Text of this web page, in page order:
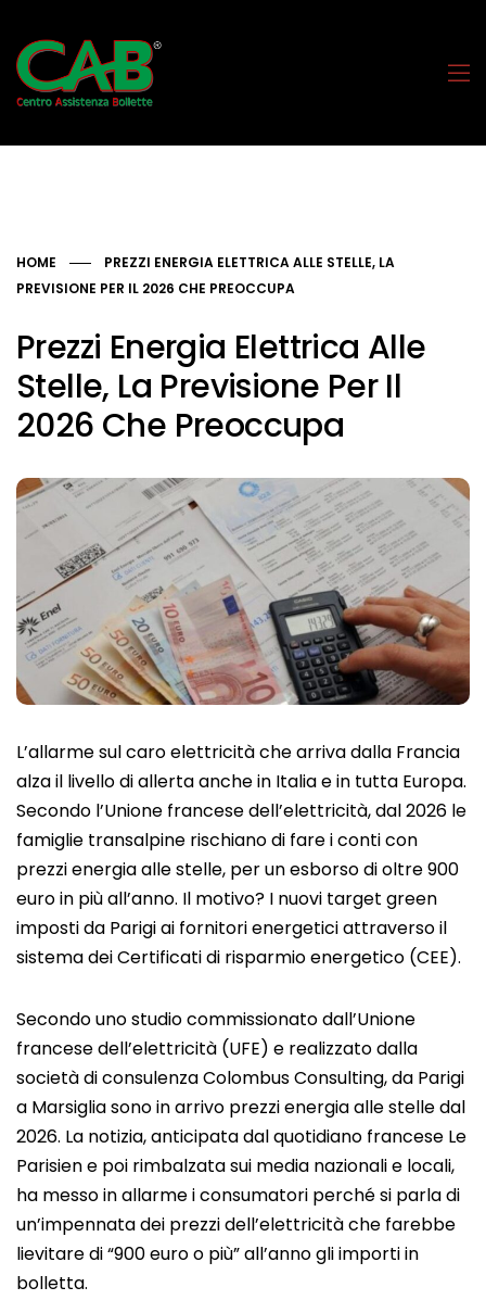
HOME
PREZZI ENERGIA ELETTRICA ALLE STELLE, LA
PREVISIONE PER IL 2026 CHE PREOCCUPA
Prezzi Energia Elettrica Alle
Stelle, La Previsione Per Il
2026 Che Preoccupa
L’allarme sul caro elettricità che arriva dalla Francia
alza il livello di allerta anche in Italia e in tutta Europa.
Secondo l’Unione francese dell’elettricità, dal 2026 le
famiglie transalpine rischiano di fare i conti con
prezzi energia alle stelle, per un esborso di oltre 900
euro in più all’anno. Il motivo? I nuovi target green
imposti da Parigi ai fornitori energetici attraverso il
sistema dei Certificati di risparmio energetico (CEE).
Secondo uno studio commissionato dall’Unione
francese dell’elettricità (UFE) e realizzato dalla
società di consulenza Colombus Consulting, da Parigi
a Marsiglia sono in arrivo prezzi energia alle stelle dal
2026. La notizia, anticipata dal quotidiano francese Le
Parisien e poi rimbalzata sui media nazionali e locali,
ha messo in allarme i consumatori perché si parla di
un’impennata dei prezzi dell’elettricità che farebbe
lievitare di “900 euro o più” all’anno gli importi in
bolletta.